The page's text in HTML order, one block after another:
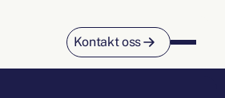
Kontakt oss